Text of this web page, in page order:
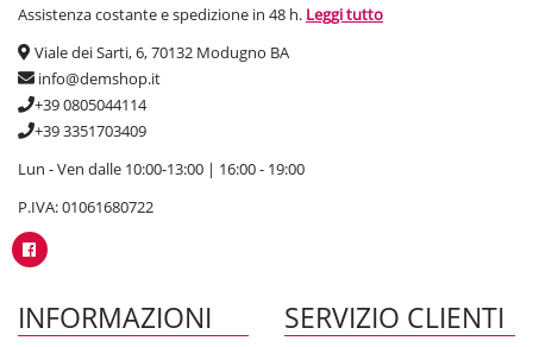
Assistenza costante e spedizione in 48 h. Leggi tutto
Viale dei Sarti, 6, 70132 Modugno BA
info@demshop.it
+39 0805044114
+39 3351703409
Lun - Ven dalle 10:00-13:00 | 16:00 - 19:00
P.IVA: 01061680722
INFORMAZIONI SERVIZIO CLIENTI